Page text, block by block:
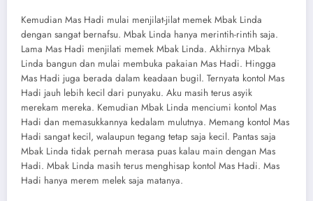
Kemudian Mas Hadi mulai menjilat-jilat memek Mbak Linda
dengan sangat bernafsu. Mbak Linda hanya merintih-rintih saja.
Lama Mas Hadi menjilati memek Mbak Linda. Akhirnya Mbak
Linda bangun dan mulai membuka pakaian Mas Hadi. Hingga
Mas Hadi juga berada dalam keadaan bugil. Ternyata kontol Mas
Hadi jauh lebih kecil dari punyaku. Aku masih terus asyik
merekam mereka. Kemudian Mbak Linda menciumi kontol Mas
Hadi dan memasukkannya kedalam mulutnya. Memang kontol Mas
Hadi sangat kecil, walaupun tegang tetap saja kecil. Pantas saja
Mbak Linda tidak pernah merasa puas kalau main dengan Mas
Hadi. Mbak Linda masih terus menghisap kontol Mas Hadi. Mas
Hadi hanya merem melek saja matanya.